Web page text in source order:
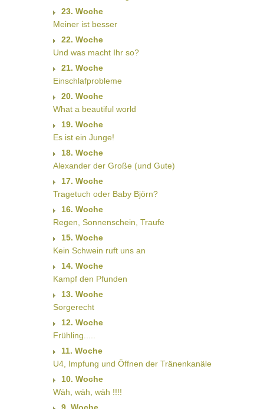
23. Woche
Meiner ist besser
22. Woche
Und was macht Ihr so?
21. Woche
Einschlafprobleme
20. Woche
What a beautiful world
19. Woche
Es ist ein Junge!
18. Woche
Alexander der Große (und Gute)
17. Woche
Tragetuch oder Baby Björn?
16. Woche
Regen, Sonnenschein, Traufe
15. Woche
Kein Schwein ruft uns an
14. Woche
Kampf den Pfunden
13. Woche
Sorgerecht
12. Woche
Frühling.....
11. Woche
U4, Impfung und Öffnen der Tränenkanäle
10. Woche
Wäh, wäh, wäh !!!!